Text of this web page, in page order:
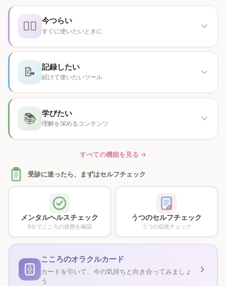
😮‍💨 今つらい
すぐに使いたいときに
🫁
おちつくアプリ
🛡️ セーフティプラン
こころの処方箋
🍃記憶を手放すアプリ
安眠アプリ
📝 記録したい
続けて使いたいツール
😴睡眠日誌
服薬チェッカー
✅ セルフチェック
診察用まとめ
📚 学びたい
理解を深めるコンテンツ
❓ こころのQ&A
診察サポート
👨‍👩‍👧
ご家族の方へ
📖ワーク＆スキル ›
🧭セラピーから探す ›
すべての機能を見る →
受診に迷ったら、まずはセルフチェック
メンタルヘルスチェック
3分でこころの状態を確認
うつのセルフチェック
うつの症状チェック
こころのオラクルカード
カードを引いて、今の気持ちと向き合ってみましょ
う